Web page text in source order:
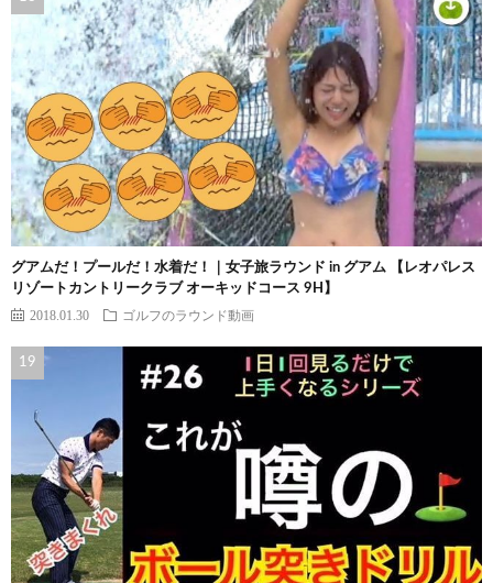
グアムだ！プールだ！水着だ！｜女子旅ラウンド in グアム 【レオパレス
リゾートカントリークラブ オーキッドコース 9H】
2018.01.30 ゴルフのラウンド動画